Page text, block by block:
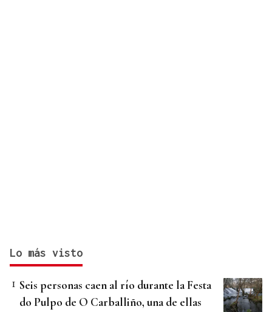
Lo más visto
Seis personas caen al río durante la Festa
do Pulpo de O Carballiño, una de ellas